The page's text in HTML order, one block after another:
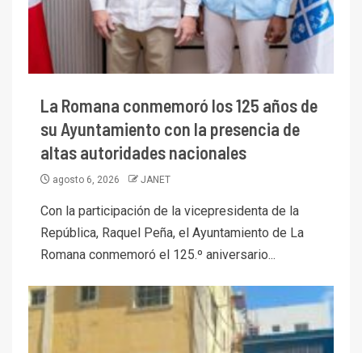
La Romana conmemoró los 125 años de
su Ayuntamiento con la presencia de
altas autoridades nacionales
agosto 6, 2026 JANET
Con la participación de la vicepresidenta de la
República, Raquel Peña, el Ayuntamiento de La
Romana conmemoró el 125.º aniversario...